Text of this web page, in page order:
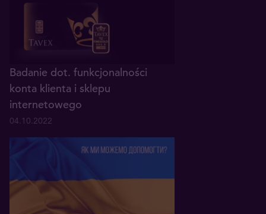
Badanie dot. funkcjonalności
konta klienta i sklepu
internetowego
04.10.2022